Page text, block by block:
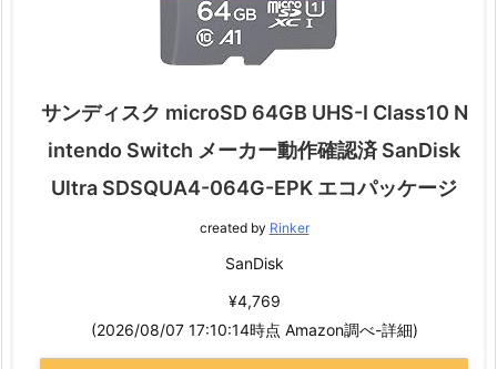
サンディスク microSD 64GB UHS-I Class10 N
intendo Switch メーカー動作確認済 SanDisk
Ultra SDSQUA4-064G-EPK エコパッケージ
created by Rinker
SanDisk
¥4,769
(2026/08/07 17:10:14時点 Amazon調べ-詳細)